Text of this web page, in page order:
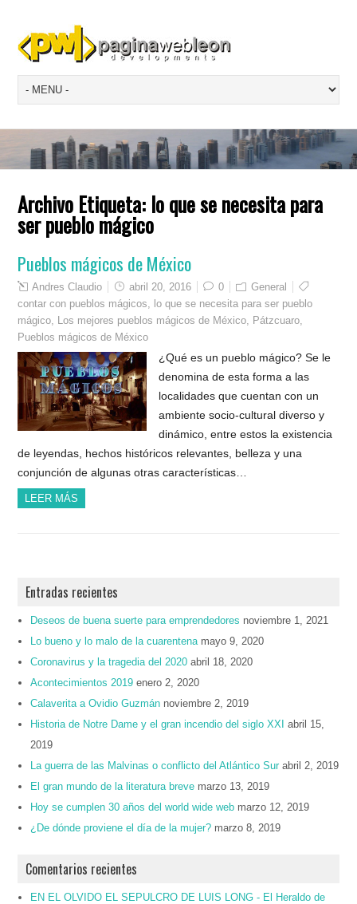
Archivo Etiqueta: lo que se necesita para
ser pueblo mágico
Pueblos mágicos de México
Andres Claudio abril 20, 2016 0
General
contar con pueblos mágicos
lo que se necesita para ser pueblo
mágico
Los mejores pueblos mágicos de México Pátzcuaro
Pueblos mágicos de México
¿Qué es un pueblo mágico? Se le
denomina de esta forma a las
localidades que cuentan con un
ambiente socio-cultural diverso y
dinámico, entre estos la existencia
de leyendas, hechos históricos relevantes, belleza y una
conjunción de algunas otras características…
LEER MÁS
Entradas recientes
Deseos de buena suerte para emprendedores noviembre 1, 2021
Lo bueno y lo malo de la cuarentena mayo 9, 2020
Coronavirus y la tragedia del 2020 abril 18, 2020
Acontecimientos 2019 enero 2, 2020
Calaverita a Ovidio Guzmán noviembre 2, 2019
Historia de Notre Dame y el gran incendio del siglo XXI
abril 15,
2019
La guerra de las Malvinas o conflicto del Atlántico Sur abril 2, 2019
El gran mundo de la literatura breve marzo 13, 2019
Hoy se cumplen 30 años del world wide web marzo 12, 2019
¿De dónde proviene el día de la mujer? marzo 8, 2019
Comentarios recientes
EN EL OLVIDO EL SEPULCRO DE LUIS LONG - El Heraldo de